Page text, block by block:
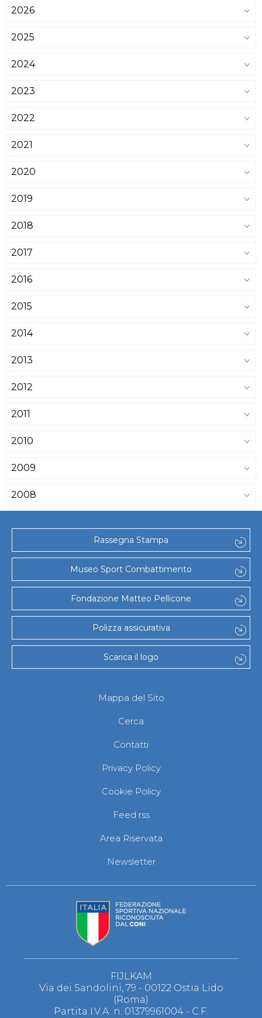
2026
2025
2024
2023
2022
2021
2020
2019
2018
2017
2016
2015
2014
2013
2012
2011
2010
2009
2008
Rassegna Stampa
Museo Sport Combattimento
Fondazione Matteo Pellicone
Polizza assicurativa
Scarica il logo
Mappa del Sito
Cerca
Contatti
Privacy Policy
Cookie Policy
Feed rss
Area Riservata
Newsletter
FIJLKAM
Via dei Sandolini, 79 - 00122 Ostia Lido
(Roma)
Partita I.V.A. n. 01379961004 - C.F.